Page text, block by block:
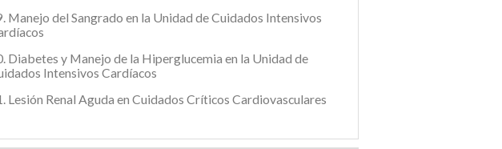
Manejo del Sangrado en la Unidad de Cuidados Intensivos
Diabetes y Manejo de la Hiperglucemia en la Unidad de
Intensivos Cardíacos
Lesión Renal Aguda en Cuidados Críticos Cardiovasculares